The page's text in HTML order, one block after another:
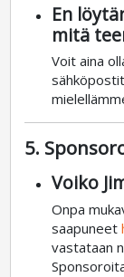
En
mitä
Voit aina
5.
Voiko
Onpa
saapuneet
vastataan